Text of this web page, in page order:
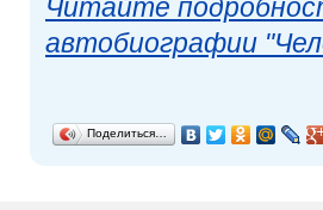
Читайте
автобиографии
Поделиться…